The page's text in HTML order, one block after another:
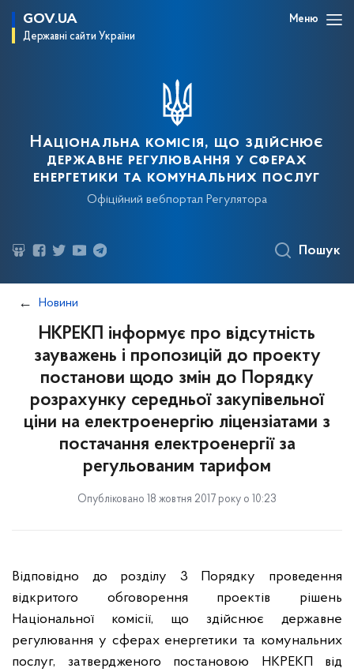
GOV.UA
Державні сайти України
Меню
Національна комісія, що здійснює
державне регулювання у сферах
енергетики та комунальних послуг
Офіційний вебпортал Регулятора
Пошук
Новини
НКРЕКП інформує про відсутність
зауважень і пропозицій до проекту
постанови щодо змін до Порядку
розрахунку середньої закупівельної
ціни на електроенергію ліцензіатами з
постачання електроенергії за
регульованим тарифом
Опубліковано 18 жовтня 2017 року о 10:23
Відповідно до розділу 3 Порядку проведення
відкритого обговорення проектів рішень
Національної комісії, що здійснює державне
регулювання у сферах енергетики та комунальних
послуг, затвердженого постановою НКРЕКП від